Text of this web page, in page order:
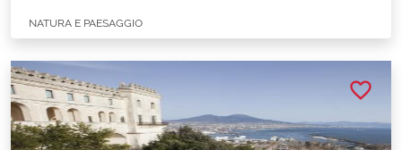
NATURA E PAESAGGIO
favorite_border